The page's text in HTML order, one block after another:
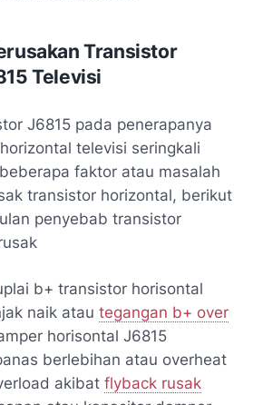
Transistor
Televisi
J6815 pada penerapanya
televisi seringkali
faktor atau masalah
transistor horizontal, berikut
penyebab transistor
b+ transistor horisontal
naik atau tegangan b+ over
horisontal J6815
berlebihan atau overheat
akibat flyback rusak